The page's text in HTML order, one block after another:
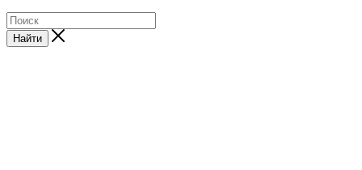
Найти